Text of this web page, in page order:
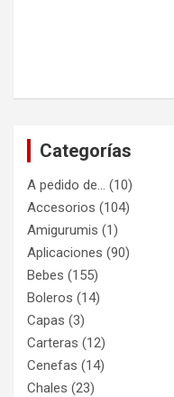
Categorías
A pedido de… (10)
Accesorios (104)
Amigurumis (1)
Aplicaciones (90)
Bebes (155)
Boleros (14)
Capas (3)
Carteras (12)
Cenefas (14)
Chales (23)